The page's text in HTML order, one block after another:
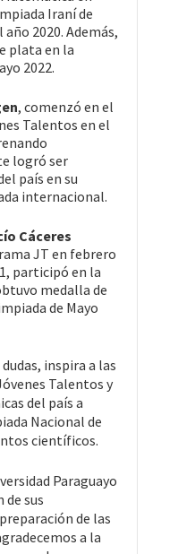
Iraní de
2020. Además,
plata en la
2022.
, comenzó en el
Talentos en el
logró ser
país en su
internacional.
Cáceres
JT en febrero
participó en la
medalla de
de Mayo
inspira a las
Talentos y
del país a
Nacional de
científicos.
Paraguayo
de sus
de las
a la